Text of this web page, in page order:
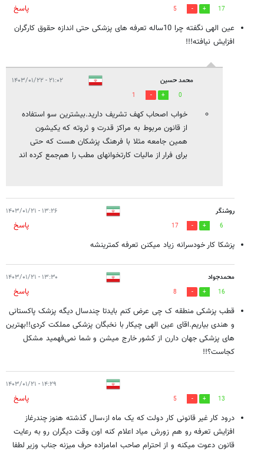
17
5
پاسخ
عین الهی نگفته چرا 10ساله تعرفه های پزشکی حتی اندازه حقوق کارگران
افزایش نیافته!!!
محمد حسین ۲۱:۰۲ - ۱۴۰۳/۰۱/۲۲
0
1
خواب اصحاب کهف تشریف دارید.بیشترین سو استفاده
از قانون مربوط به مراکز قدرت و ثروته که یکیشون
همین جامعه مثلا با فرهنگ پزشکان هست که حتی
برای فرار از مالیات کارتخوانهای مطب را هم‌جمع کرده اند
روشنگر ۱۳:۲۶ - ۱۴۰۳/۰۱/۲۱
6
17
پاسخ
پزشکا کار خودسرانه زیاد میکنن تعرفه کمترینشه
محمدجواد ۱۳:۳۰ - ۱۴۰۳/۰۱/۲۱
16
8
پاسخ
قطب پزشکی منطقه ک چی عرض کنم بایدتا چندسال دیگه پزشک پاکستانی
و هندی بیاریم.اقای عین الهی چیکار با نخبگان پزشکی مملکت کردی!!بهترین
های پزشکی جهان دارن از کشور خارج میشن و شما نمی‌فهمید مشکل
کجاست؟!!
۱۴:۲۹ - ۱۴۰۳/۰۱/۲۱
13
5
پاسخ
درود کار غیر قانونی کار دولت که یک ماه از،سال گذشته هنوز چندرغاز
افزایش تعرفه رو هم زورش میاد اعلام کنه اون وقت دیگران رو به رعایت
قانون دعوت میکنه و از احترام صاحب امامزاده حرف میزنه جناب وزیر لطفا